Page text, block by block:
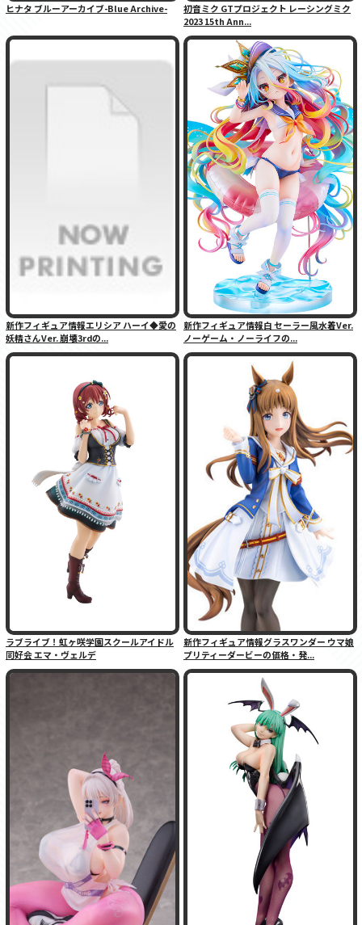
ヒナタ ブルーアーカイブ-Blue Archive-
初音ミク GTプロジェクト レーシングミク
2023 15th Ann...
新作フィギュア情報エリシア ハーイ◆愛の
妖精さんVer. 崩壊3rdの...
新作フィギュア情報白 セーラー風水着Ver.
ノーゲーム・ノーライフの...
ラブライブ！虹ヶ咲学園スクールアイドル
同好会 エマ・ヴェルデ
新作フィギュア情報グラスワンダー ウマ娘
プリティーダービーの価格・発...